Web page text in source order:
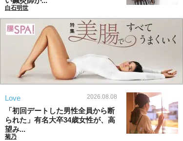
白石明世
Love 2026.08.08
「初回デートした男性全員から断
られた」有名大卒34歳女性が、高
望み...
菊乃